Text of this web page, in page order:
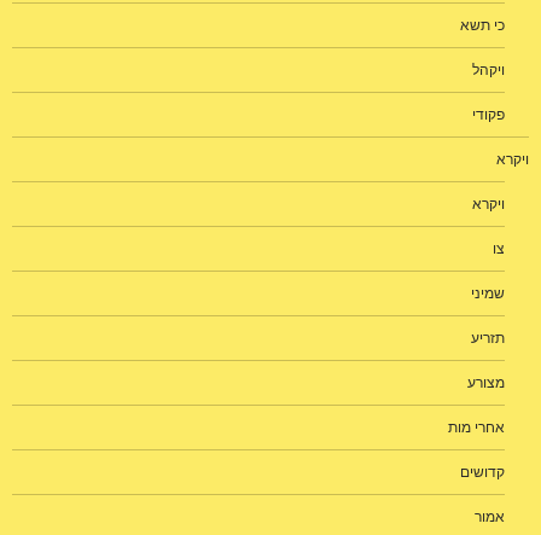
כי תשא
ויקהל
פקודי
ויקרא
ויקרא
צו
שמיני
תזריע
מצורע
אחרי מות
קדושים
אמור